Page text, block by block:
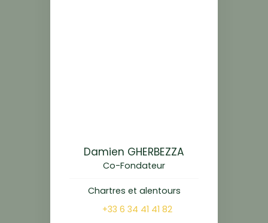
Damien GHERBEZZA
Co-Fondateur
Chartres et alentours
+33 6 34 41 41 82